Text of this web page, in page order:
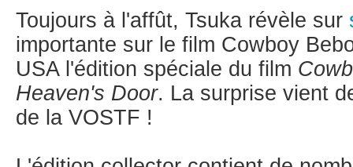
Toujours à l'affût, Tsuka révèle sur
importante sur le film Cowboy
USA l'édition spéciale du film
Heaven's Door. La surprise vient
de la VOSTF !